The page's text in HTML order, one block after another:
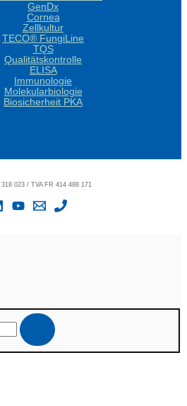
GenDx
Cornea
Zellkultur
TECO® FungiLine
TQS
Qualitätskontrolle
ELISA
Immunologie
Molekularbiologie
Biosicherheit PKA
023 / TVA FR 414 488 171